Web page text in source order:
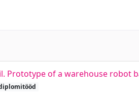
Prototype of a warehouse robot